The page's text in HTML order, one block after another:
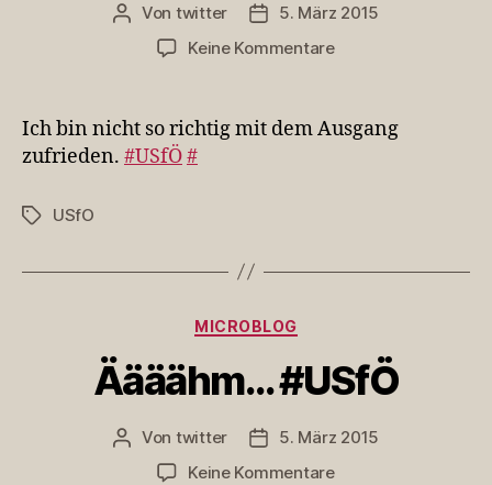
Beitragsautor
Von twitter Veröffentlichungsdatum
5. März 2015
Keine Kommentarezu
Ich bin nicht so richtig mit dem Ausgang
zufrieden. #USfÖ#
Schlagwörter
USfO
Kategorien
MICROBLOG
Äääähm… #USfÖ
Beitragsautor
Von twitter Veröffentlichungsdatum
5. März 2015
Keine Kommentarezu